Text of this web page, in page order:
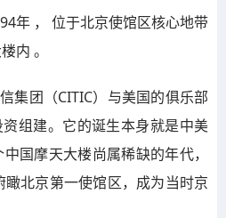
年 ， 位于北京使馆区核心地带
内 。
集团（CITIC）与美国的俱乐部
组建。它的诞生本身就是中美
国摩天大楼尚属稀缺的年代，
北京第一使馆区，成为当时京